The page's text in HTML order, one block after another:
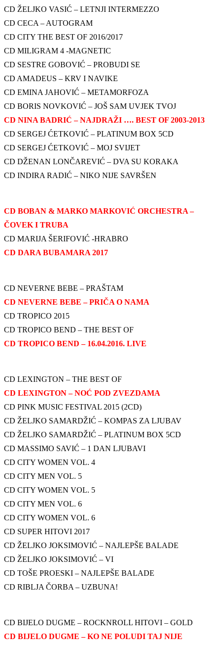
CD ŽELJKO VASIĆ – LETNJI INTERMEZZO
CD CECA – AUTOGRAM
CD CITY THE BEST OF 2016/2017
CD MILIGRAM 4 -MAGNETIC
CD SESTRE GOBOVIĆ – PROBUDI SE
CD AMADEUS – KRV I NAVIKE
CD EMINA JAHOVIĆ – METAMORFOZA
CD BORIS NOVKOVIĆ – JOŠ SAM UVJEK TVOJ
CD NINA BADRIĆ – NAJDRAŽI …. BEST OF 2003-2013
CD SERGEJ ĆETKOVIĆ – PLATINUM BOX 5CD
CD SERGEJ ĆETKOVIĆ – MOJ SVIJET
CD DŽENAN LONČAREVIĆ – DVA SU KORAKA
CD INDIRA RADIĆ – NIKO NIJE SAVRŠEN
CD BOBAN & MARKO MARKOVIĆ ORCHESTRA –
ČOVEK I TRUBA
CD MARIJA ŠERIFOVIĆ -HRABRO
CD DARA BUBAMARA 2017
CD NEVERNE BEBE – PRAŠTAM
CD NEVERNE BEBE – PRIČA O NAMA
CD TROPICO 2015
CD TROPICO BEND – THE BEST OF
CD TROPICO BEND – 16.04.2016. LIVE
CD LEXINGTON – THE BEST OF
CD LEXINGTON – NOĆ POD ZVEZDAMA
CD PINK MUSIC FESTIVAL 2015 (2CD)
CD ŽELJKO SAMARDŽIĆ – KOMPAS ZA LJUBAV
CD ŽELJKO SAMARDŽIĆ – PLATINUM BOX 5CD
CD MASSIMO SAVIĆ – 1 DAN LJUBAVI
CD CITY WOMEN VOL. 4
CD CITY MEN VOL. 5
CD CITY WOMEN VOL. 5
CD CITY MEN VOL. 6
CD CITY WOMEN VOL. 6
CD SUPER HITOVI 2017
CD ŽELJKO JOKSIMOVIĆ – NAJLEPŠE BALADE
CD ŽELJKO JOKSIMOVIĆ – VI
CD TOŠE PROESKI – NAJLEPŠE BALADE
CD RIBLJA ČORBA – UZBUNA!
CD BIJELO DUGME – ROCKNROLL HITOVI – GOLD
CD BIJELO DUGME – KO NE POLUDI TAJ NIJE